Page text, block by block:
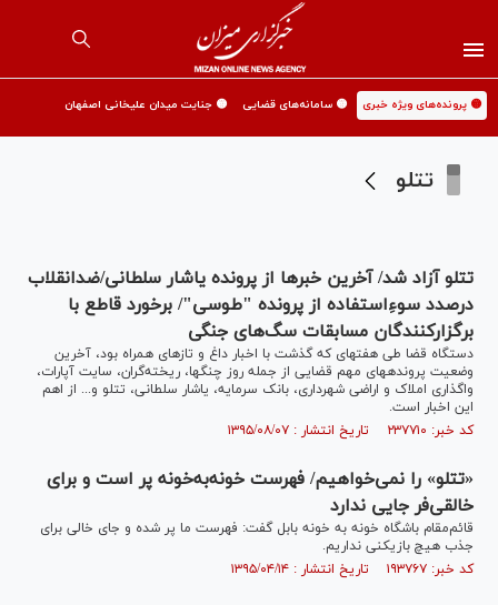
🟡 پرونده‌های ویژه خبری 🟡 سامانه‌های قضایی 🟡 جنایت میدان علیخانی اصفهان
تتلو
تتلو آزاد شد/ آخرین خبرها از پرونده یاشار سلطانی/ضدانقلاب
درصدد سوءِاستفاده از پرونده "طوسی"/ برخورد قاطع با
برگزارکنندگان مسابقات سگ‌های جنگی
دستگاه قضا طی هفته‎ای که گذشت با اخبار داغ و تازه‏‎ای همراه بود، آخرین
وضعیت پرونده‎های مهم قضایی از جمله روز چنگ‎ها، ریخته‌گران، سایت آپارات،
واگذاری املاک و اراضی شهرداری، بانک سرمایه، یاشار سلطانی، تتلو و... از اهم
این اخبار است.
کد خبر: ۲۳۷۷۱۰ تاریخ انتشار : ۱۳۹۵/۰۸/۰۷
«تتلو» را نمی‌خواهیم/ فهرست خونه‌به‌خونه پر است و برای
خالقی‌فر جایی ندارد
قائم‌مقام باشگاه خونه به خونه بابل گفت: فهرست ما پر شده و جای خالی برای
جذب هیچ بازیکنی نداریم.
کد خبر: ۱۹۳۷۶۷ تاریخ انتشار : ۱۳۹۵/۰۴/۱۴